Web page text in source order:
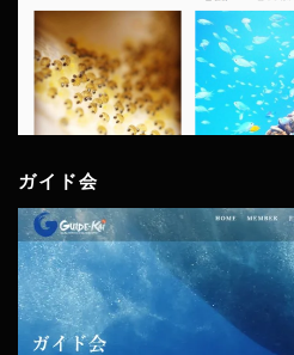
ガイド会